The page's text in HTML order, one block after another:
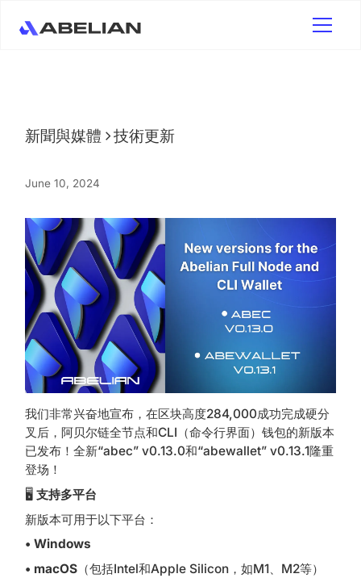
新聞與媒體 技術更新
June 10, 2024
我们非常兴奋地宣布，在区块高度284,000成功完成硬分
叉后，阿贝尔链全节点和CLI（命令行界面）钱包的新版本
已发布！全新“abec” v0.13.0和“abewallet” v0.13.1隆重
登场！
🖥️ 支持多平台
新版本可用于以下平台：
• Windows
• macOS（包括Intel和Apple Silicon，如M1、M2等）